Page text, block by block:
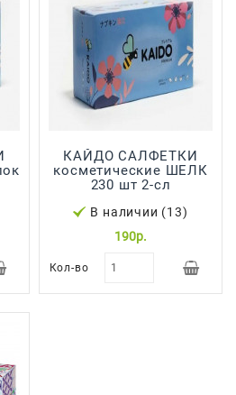
КАЙДО САЛФЕТКИ
косметические ШЕЛК
230 шт 2-сл
В наличии (13)
190р.
Кол-во